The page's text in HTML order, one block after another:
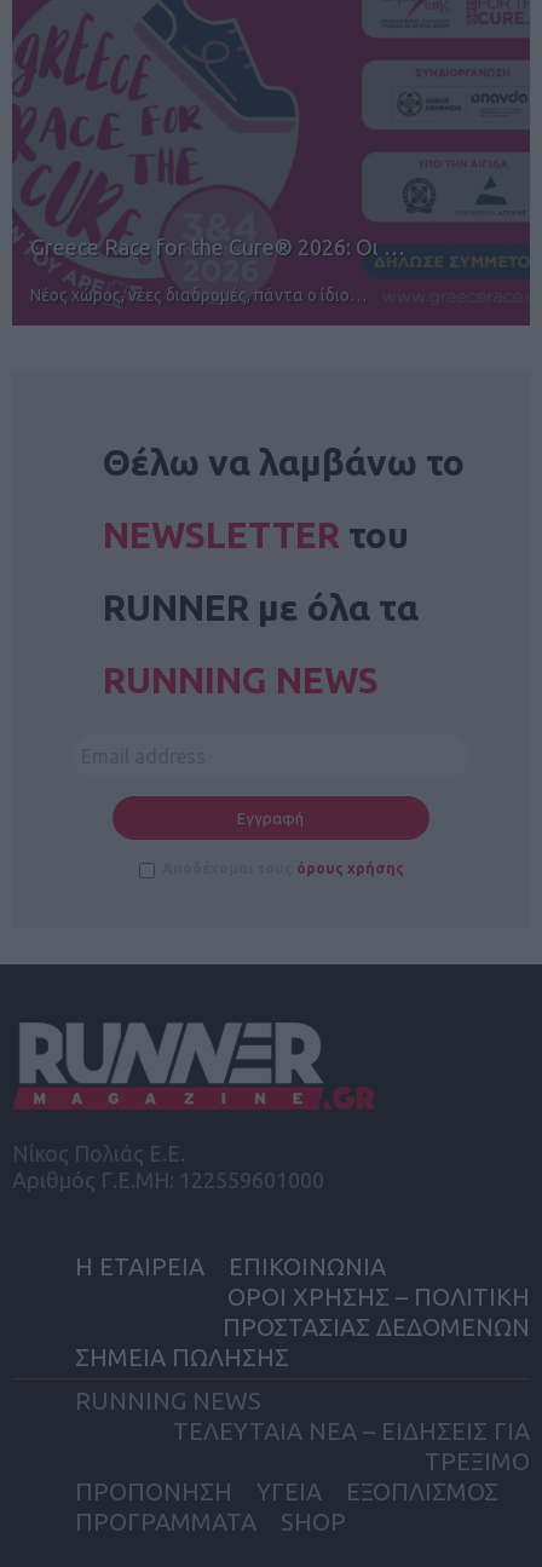
12ος TUI Rhodes Marathon: Άνοιγμα ε…
Αγώνες για όλους στην Ρόδο
Θέλω να λαμβάνω το
NEWSLETTER του
RUNNER με όλα τα
RUNNING NEWS
όρους χρήσης
Νίκος Πολιάς Ε.Ε.
Αριθμός Γ.Ε.ΜΗ: 122559601000
Η ΕΤΑΙΡΕΙΑ
ΕΠΙΚΟΙΝΩΝΙΑ
ΟΡΟΙ ΧΡΗΣΗΣ – ΠΟΛΙΤΙΚΗ
ΠΡΟΣΤΑΣΙΑΣ ΔΕΔΟΜΕΝΩΝ
ΣΗΜΕΙΑ ΠΩΛΗΣΗΣ
RUNNING NEWS
ΤΕΛΕΥΤΑΙΑ ΝΕΑ – ΕΙΔΗΣΕΙΣ ΓΙΑ
ΤΡΕΞΙΜΟ
ΠΡΟΠΟΝΗΣΗ
ΥΓΕΙΑ
ΕΞΟΠΛΙΣΜΟΣ
ΠΡΟΓΡΑΜΜΑΤΑ
SHOP